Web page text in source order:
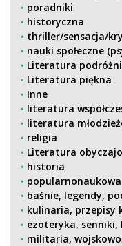
poradniki
historyczna
thriller/sensacja/
nauki społeczne
Literatura
Literatura piękna
Inne
literatura
literatura
religia
Literatura
historia
popularnonaukowa
baśnie, legendy,
kulinaria, przepisy
ezoteryka, senniki,
militaria,